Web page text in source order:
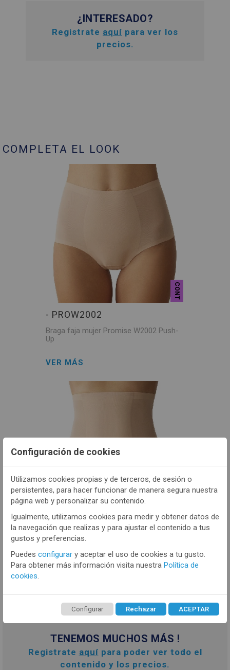
¿INTERESADO?
Registrate aquí para ver los
precios.
COMPLETA EL LOOK
CONT
- PROW2002
Braga faja mujer Promise W2002 Push-
Up
VER MÁS
- PROW2012
Push-Up
TENEMOS MUCHOS MÁS !
Registrate aquí para poder ver todo el
contenido y los precios.
Configuración de cookies
Utilizamos cookies propias y de terceros, de sesión o
persistentes, para hacer funcionar de manera segura nuestra
página web y personalizar su contenido.
Igualmente, utilizamos cookies para medir y obtener datos de
la navegación que realizas y para ajustar el contenido a tus
gustos y preferencias.
Puedes configurar y aceptar el uso de cookies a tu gusto.
Para obtener más información visita nuestra Política de
cookies
Configurar Rechazar ACEPTAR